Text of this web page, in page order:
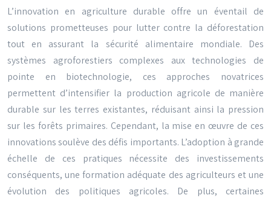
L’innovation en agriculture durable offre un éventail de
solutions prometteuses pour lutter contre la déforestation
tout en assurant la sécurité alimentaire mondiale. Des
systèmes agroforestiers complexes aux technologies de
pointe en biotechnologie, ces approches novatrices
permettent d’intensifier la production agricole de manière
durable sur les terres existantes, réduisant ainsi la pression
sur les forêts primaires. Cependant, la mise en œuvre de ces
innovations soulève des défis importants. L’adoption à grande
échelle de ces pratiques nécessite des investissements
conséquents, une formation adéquate des agriculteurs et une
évolution des politiques agricoles. De plus, certaines